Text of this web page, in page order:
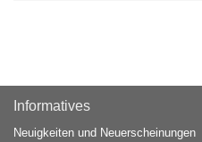
Informatives
Neuigkeiten und Neuerscheinungen